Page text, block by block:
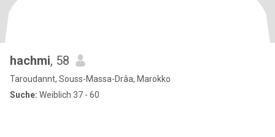
hachmi, 58
Taroudannt, Souss-Massa-Drâa, Marokko
Suche: Weiblich 37 - 60